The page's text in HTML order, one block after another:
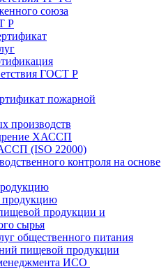
союза
Р
ГОСТ Р
пожарной
производств
ХАССП
(ISO 22000)
контроля на основе
продукции и
сырья
общественного питания
пищевой продукции
ИСО